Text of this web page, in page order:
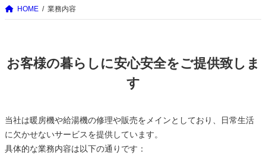
HOME 業務内容
お客様の暮らしに安心安全をご提供致しま
す
当社は暖房機や給湯機の修理や販売をメインとしており、日常生活
に欠かせないサービスを提供しています。
具体的な業務内容は以下の通りです：